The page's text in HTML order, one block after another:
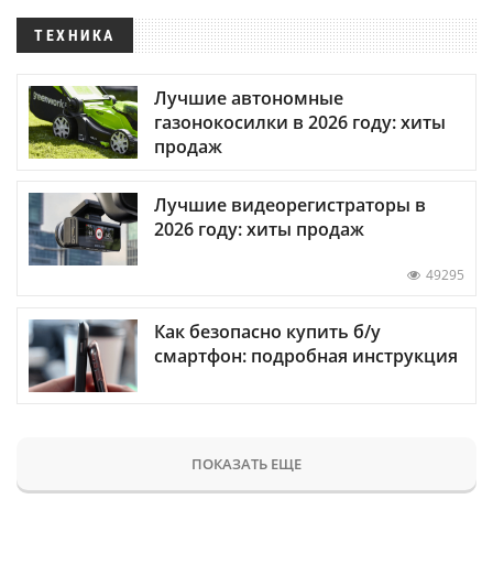
ТЕХНИКА
Лучшие автономные
газонокосилки в 2026 году: хиты
продаж
Лучшие видеорегистраторы в
2026 году: хиты продаж
49295
Как безопасно купить б/у
смартфон: подробная инструкция
ПОКАЗАТЬ ЕЩЕ